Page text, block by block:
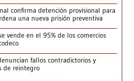
confirma detención provisional para
una nueva prisión preventiva
vende en el 95% de los comercios
fallos contradictorios y
de reintegro